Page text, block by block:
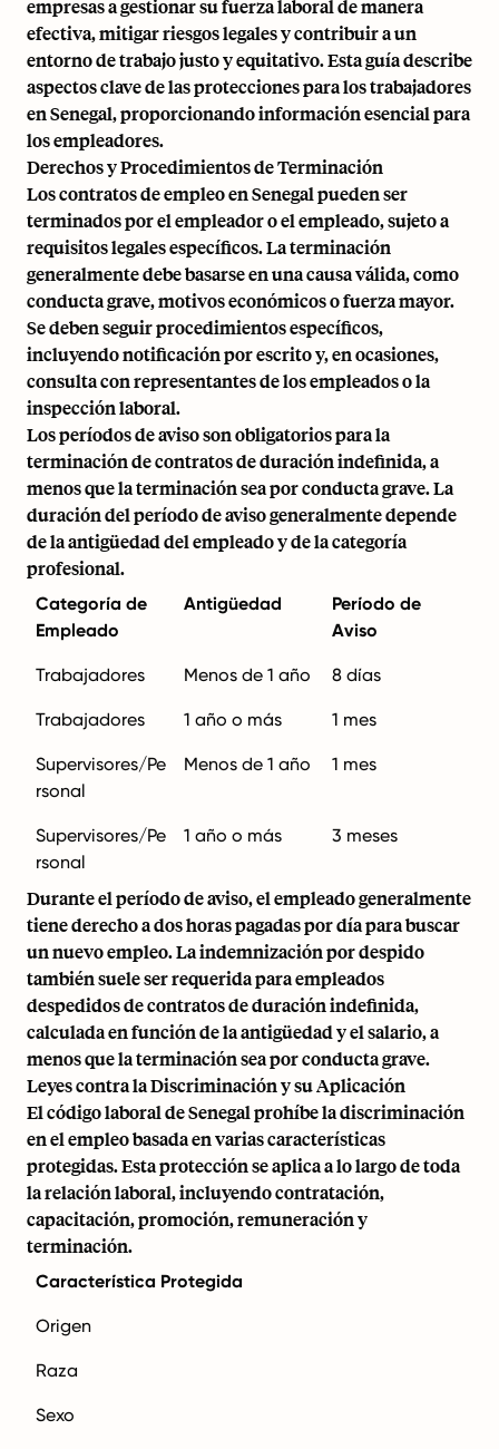
empresas a gestionar su fuerza laboral de manera
efectiva, mitigar riesgos legales y contribuir a un
entorno de trabajo justo y equitativo. Esta guía describe
aspectos clave de las protecciones para los trabajadores
en Senegal, proporcionando información esencial para
los empleadores.
Derechos y Procedimientos de Terminación
Los contratos de empleo en Senegal pueden ser
terminados por el empleador o el empleado, sujeto a
requisitos legales específicos. La terminación
generalmente debe basarse en una causa válida, como
conducta grave, motivos económicos o fuerza mayor.
Se deben seguir procedimientos específicos,
incluyendo notificación por escrito y, en ocasiones,
consulta con representantes de los empleados o la
inspección laboral.
Los períodos de aviso son obligatorios para la
terminación de contratos de duración indefinida, a
menos que la terminación sea por conducta grave. La
duración del período de aviso generalmente depende
de la antigüedad del empleado y de la categoría
profesional.
Categoría de
Empleado
Antigüedad
Período de
Aviso
Trabajadores Menos de 1 año 8 días
Trabajadores 1 año o más 1 mes
Supervisores/Pe
rsonal
Menos de 1 año 1 mes
Supervisores/Pe
rsonal
1 año o más 3 meses
Durante el período de aviso, el empleado generalmente
tiene derecho a dos horas pagadas por día para buscar
un nuevo empleo. La indemnización por despido
también suele ser requerida para empleados
despedidos de contratos de duración indefinida,
calculada en función de la antigüedad y el salario, a
menos que la terminación sea por conducta grave.
Leyes contra la Discriminación y su Aplicación
El código laboral de Senegal prohíbe la discriminación
en el empleo basada en varias características
protegidas. Esta protección se aplica a lo largo de toda
la relación laboral, incluyendo contratación,
capacitación, promoción, remuneración y
terminación.
Característica Protegida
Origen
Raza
Sexo